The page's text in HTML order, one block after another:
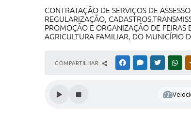
CONTRATAÇÃO DE SERVIÇOS DE
REGULARIZAÇÃO,
PROMOÇÃO E ORGANIZAÇÃO DE FEIRAS
AGRICULTURA FAMILIAR, DO MUNICÍPIO
COMPARTILHAR FACEBOOKMESSENGER
TWITTER